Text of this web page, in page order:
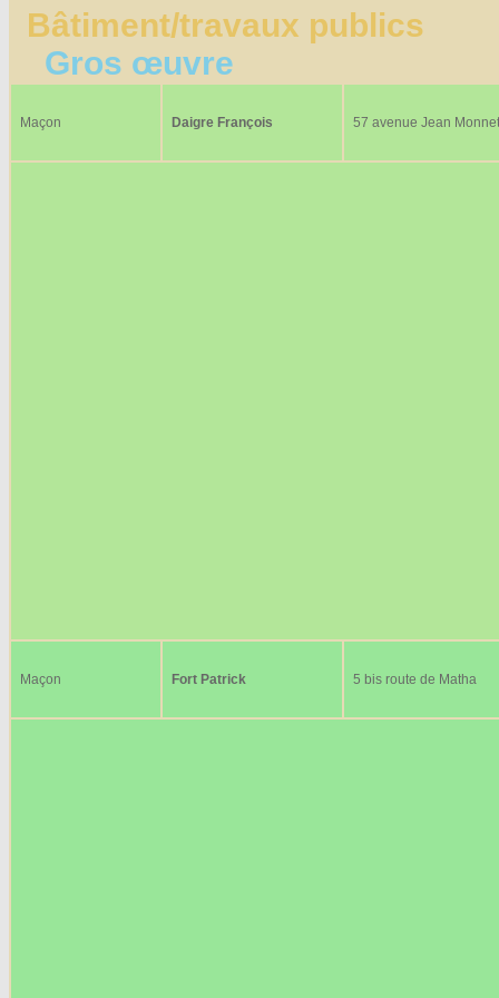
Bâtiment/travaux publics
Gros œuvre
Maçon Daigre François 57 avenue Jean Monnet
Maçon Fort Patrick 5 bis route de Matha